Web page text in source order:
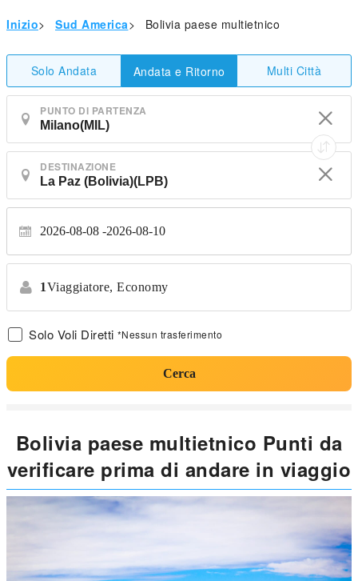
Inizio> Sud America> Bolivia paese multietnico
Solo Andata Andata e Ritorno Multi Città
PUNTO DI PARTENZA
DESTINAZIONE
2026-08-08 2026-08-10
1Viaggiatore, Economy
Solo Voli Diretti *Nessun trasferimento
Cerca
Bolivia paese multietnico Punti da
verificare prima di andare in viaggio